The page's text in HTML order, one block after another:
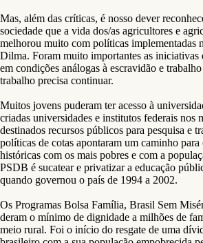
Mas, além das críticas, é nosso dever
sociedade que a vida dos/as agricultores e
melhorou muito com políticas implementadas
Dilma. Foram muito importantes as iniciativas
em condições análogas à escravidão e
trabalho precisa continuar.
Muitos jovens puderam ter acesso à
criadas universidades e institutos federais nos
destinados recursos públicos para pesquisa e
políticas de cotas apontaram um caminho
históricas com os mais pobres e com a
PSDB é sucatear e privatizar a educação
quando governou o país de 1994 a 2002.
Os Programas Bolsa Família, Brasil Sem
deram o mínimo de dignidade a milhões de
meio rural. Foi o início do resgate de uma